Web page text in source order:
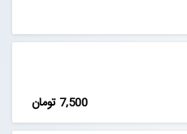
7,500 تومان